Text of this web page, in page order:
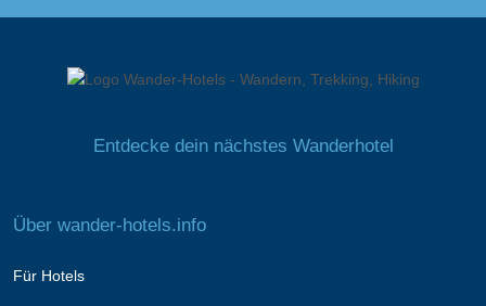
Entdecke dein nächstes Wanderhotel
Über wander-hotels.info
Für Hotels